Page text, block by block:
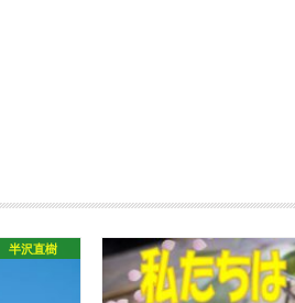
半沢直樹